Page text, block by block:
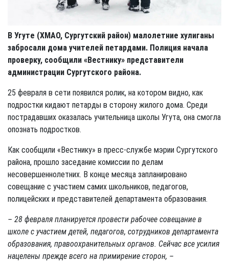
В Угуте (ХМАО, Сургутский район) малолетние хулиганы
забросали дома учителей петардами. Полиция начала
проверку, сообщили «Вестнику» представители
администрации Сургутского района.
25 февраля в сети появился ролик, на котором видно, как
подростки кидают петарды в сторону жилого дома. Среди
пострадавших оказалась учительница школы Угута, она смогла
опознать подростков.
Как сообщили «Вестнику» в пресс-службе мэрии Сургутского
района, прошло заседание комиссии по делам
несовершеннолетних. В конце месяца запланировано
совещание с участием самих школьников, педагогов,
полицейских и представителей департамента образования.
– 28 февраля планируется провести рабочее совещание в
школе с участием детей, педагогов, сотрудников департамента
образования, правоохранительных органов. Сейчас все усилия
нацелены прежде всего на примирение сторон, –